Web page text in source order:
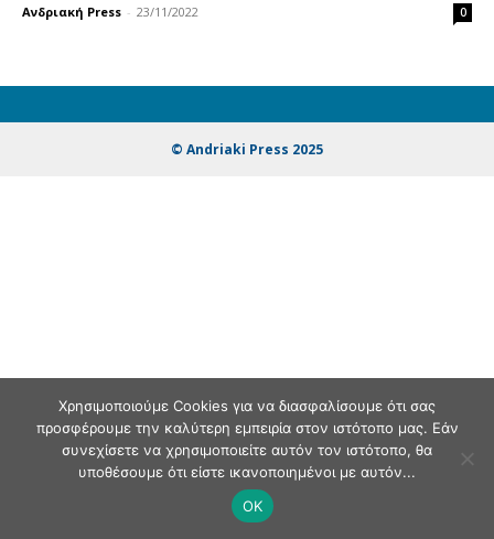
Ανδριακή Press - 23/11/2022 0
© Andriaki Press 2025
Χρησιμοποιούμε Cookies για να διασφαλίσουμε ότι σας
προσφέρουμε την καλύτερη εμπειρία στον ιστότοπο μας. Εάν
συνεχίσετε να χρησιμοποιείτε αυτόν τον ιστότοπο, θα
υποθέσουμε ότι είστε ικανοποιημένοι με αυτόν...
OK